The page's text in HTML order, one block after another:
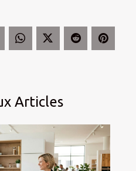
Articles